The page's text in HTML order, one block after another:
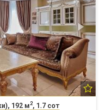
192 м2, 1.7 сот